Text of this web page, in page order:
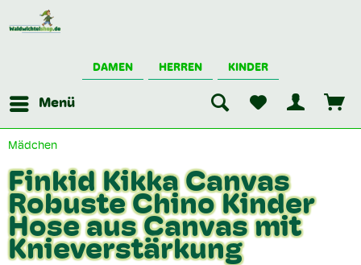
DAMEN HERREN KINDER
Menü
Mädchen
Finkid Kikka Canvas
Robuste Chino Kinder
Hose aus Canvas mit
Knieverstärkung